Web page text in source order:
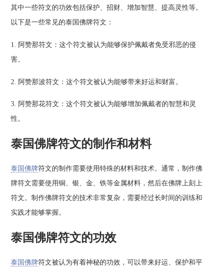
其中一些符文的功效包括保护、招财、增加智慧、提高灵性等。
以下是一些常见的泰国佛牌符文：
1. 阿赞那符文：这个符文被认为能够保护佩戴者免受邪恶的侵
害。
2. 阿赞那波符文：这个符文被认为能够带来好运和财富。
3. 阿赞那花符文：这个符文被认为能够增加佩戴者的智慧和灵
性。
泰国佛牌符文的制作和材料
泰国佛牌符文的制作需要使用特殊的材料和技术。通常，制作佛
牌符文需要使用铜、银、金、铁等金属材料，然后在佛牌上刻上
符文。制作佛牌符文的技术非常复杂，需要经过长时间的训练和
实践才能够掌握。
泰国佛牌符文的功效
泰国佛牌符文被认为有着神秘的功效，可以带来好运、保护和平